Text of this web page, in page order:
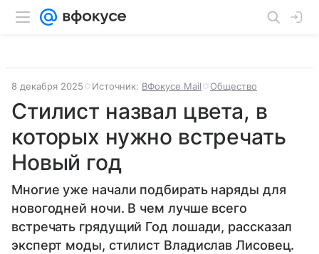
8 декабря 2025 Источник: ВФокусе Mail Общество
Стилист назвал цвета, в
которых нужно встречать
Новый год
Многие уже начали подбирать наряды для
новогодней ночи. В чем лучше всего
встречать грядущий Год лошади, рассказал
эксперт моды, стилист Владислав Лисовец.